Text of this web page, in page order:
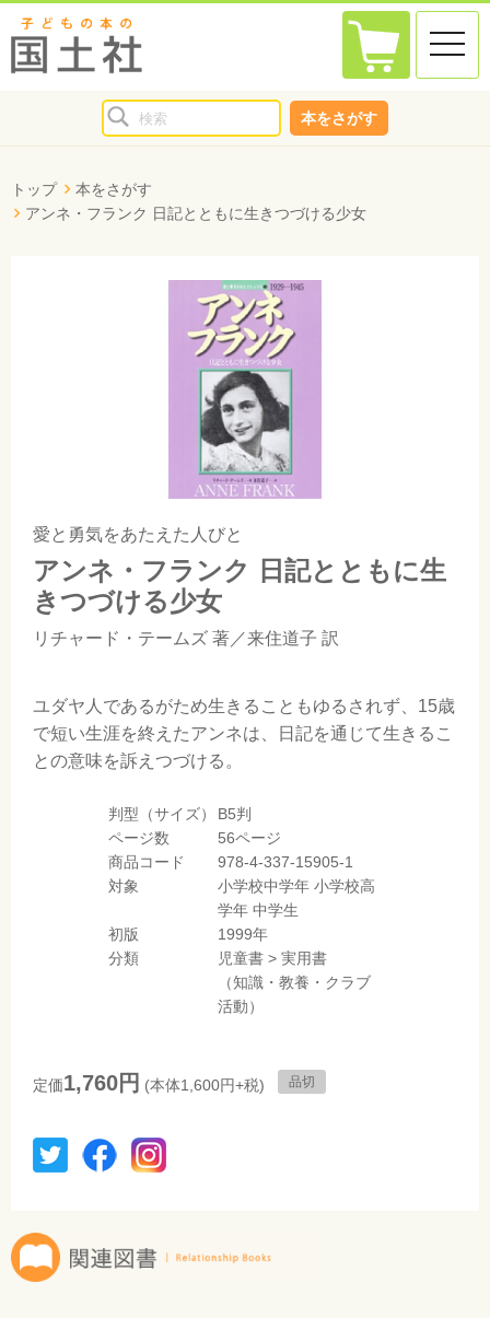
toggle
本をさがす
トップ
本をさがす
アンネ・フランク 日記とともに生きつづける少女
愛と勇気をあたえた人びと
アンネ・フランク 日記とともに生
きつづける少女
リチャード・テームズ 著／来住道子 訳
ユダヤ人であるがため生きることもゆるされず、15歳
で短い生涯を終えたアンネは、日記を通じて生きるこ
との意味を訴えつづける。
判型（サイズ）
B5判
ページ数
56ページ
商品コード
978-4-337-15905-1
対象
小学校中学年 小学校高
学年 中学生
初版
1999年
分類
児童書 > 実用書
（知識・教養・クラブ
活動）
定価1,760円 (本体1,600円+税) 品切